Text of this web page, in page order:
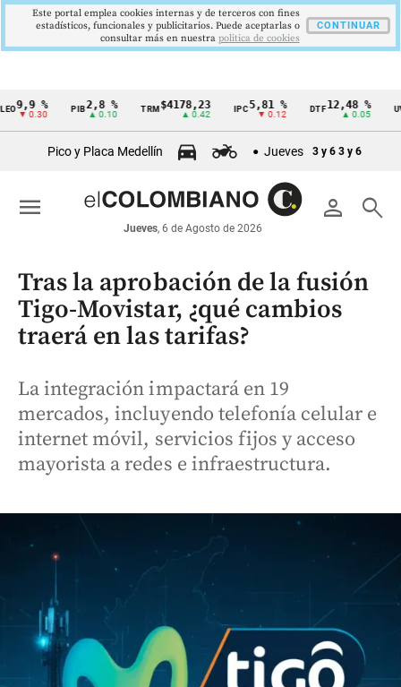
Cintillo
económicos
Colombia
% PIB 2,8 %
▲ 0.10
TRM $4178,23
▲ 0.42
IPC 5,81 %
▼ 0.12
DTF 12,48 %
▲ 0.05
UVR
Pico y Placa Medellín Jueves 3 y 6 3 y 6
person search
Jueves, 6 de Agosto de 2026
menu
Tras la aprobación de la fusión
Tigo-Movistar, ¿qué cambios
traerá en las tarifas?
La integración impactará en 19
mercados, incluyendo telefonía celular e
internet móvil, servicios fijos y acceso
mayorista a redes e infraestructura.
Este portal emplea cookies internas y de terceros con fines
estadísticos, funcionales y publicitarios. Puede aceptarlas o
consultar más en nuestra politica de cookies
CONTINUAR